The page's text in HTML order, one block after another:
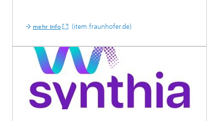
mehr Info (item.fraunhofer.de)